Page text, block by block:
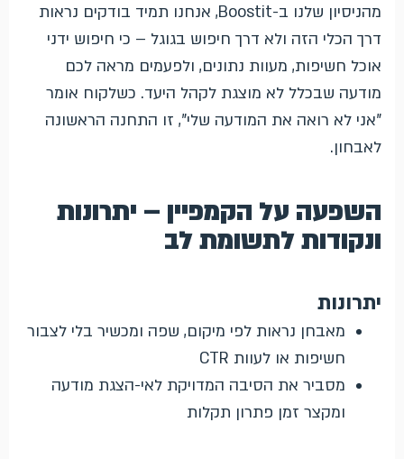
מהניסיון שלנו ב-Boostit, אנחנו תמיד בודקים נראות
דרך הכלי הזה ולא דרך חיפוש בגוגל – כי חיפוש ידני
אוכל חשיפות, מעוות נתונים, ולפעמים מראה לכם
מודעה שבכלל לא מוצגת לקהל היעד. כשלקוח אומר
"אני לא רואה את המודעה שלי", זו התחנה הראשונה
לאבחון.
השפעה על הקמפיין – יתרונות
ונקודות לתשומת לב
יתרונות
מאבחן נראות לפי מיקום, שפה ומכשיר בלי לצבור
חשיפות או לעוות CTR
מסביר את הסיבה המדויקת לאי-הצגת מודעה
ומקצר זמן פתרון תקלות